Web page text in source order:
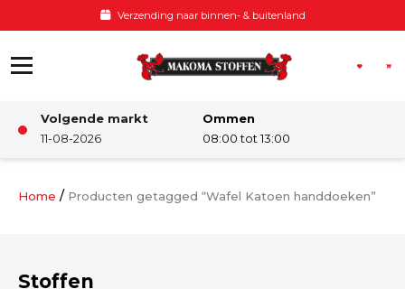
Verzending naar binnen- & buitenland
Volgende markt
11-08-2026
Ommen
08:00 tot 13:00
Damesstoffen
Home / Producten getagged “Wafel Katoen handdoeken”
Stoffen